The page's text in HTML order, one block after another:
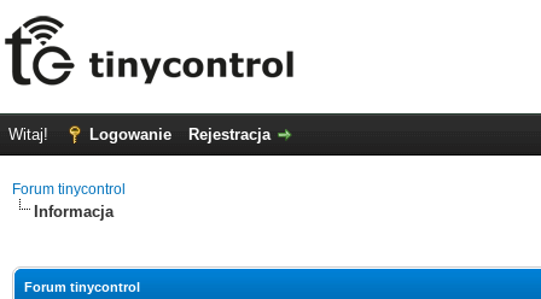
Witaj! Logowanie Rejestracja
Forum tinycontrol
Informacja
Forum tinycontrol